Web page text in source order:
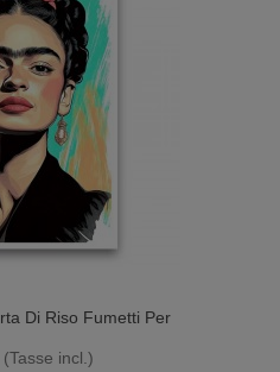
Di Riso Fumetti Per
(Tasse incl.)